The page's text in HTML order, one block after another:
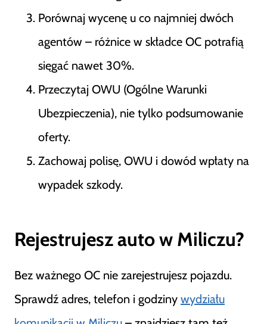
Porównaj wycenę u co najmniej dwóch
agentów – różnice w składce OC potrafią
sięgać nawet 30%.
Przeczytaj OWU (Ogólne Warunki
Ubezpieczenia), nie tylko podsumowanie
oferty.
Zachowaj polisę, OWU i dowód wpłaty na
wypadek szkody.
Rejestrujesz auto w Miliczu?
Bez ważnego OC nie zarejestrujesz pojazdu.
Sprawdź adres, telefon i godziny wydziału